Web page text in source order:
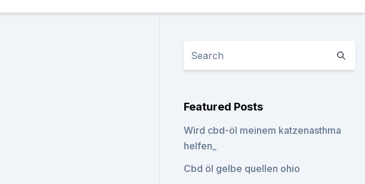
Featured Posts
Wird cbd-öl meinem katzenasthma
helfen_
Cbd öl gelbe quellen ohio